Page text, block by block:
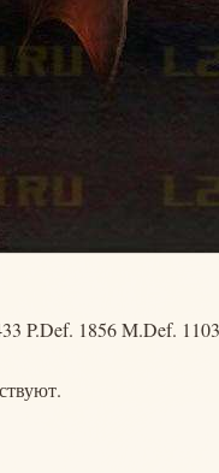
P.Def. 1856 M.Def. 1103